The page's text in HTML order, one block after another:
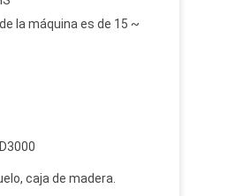
la máquina es de 15 ~
caja de madera.